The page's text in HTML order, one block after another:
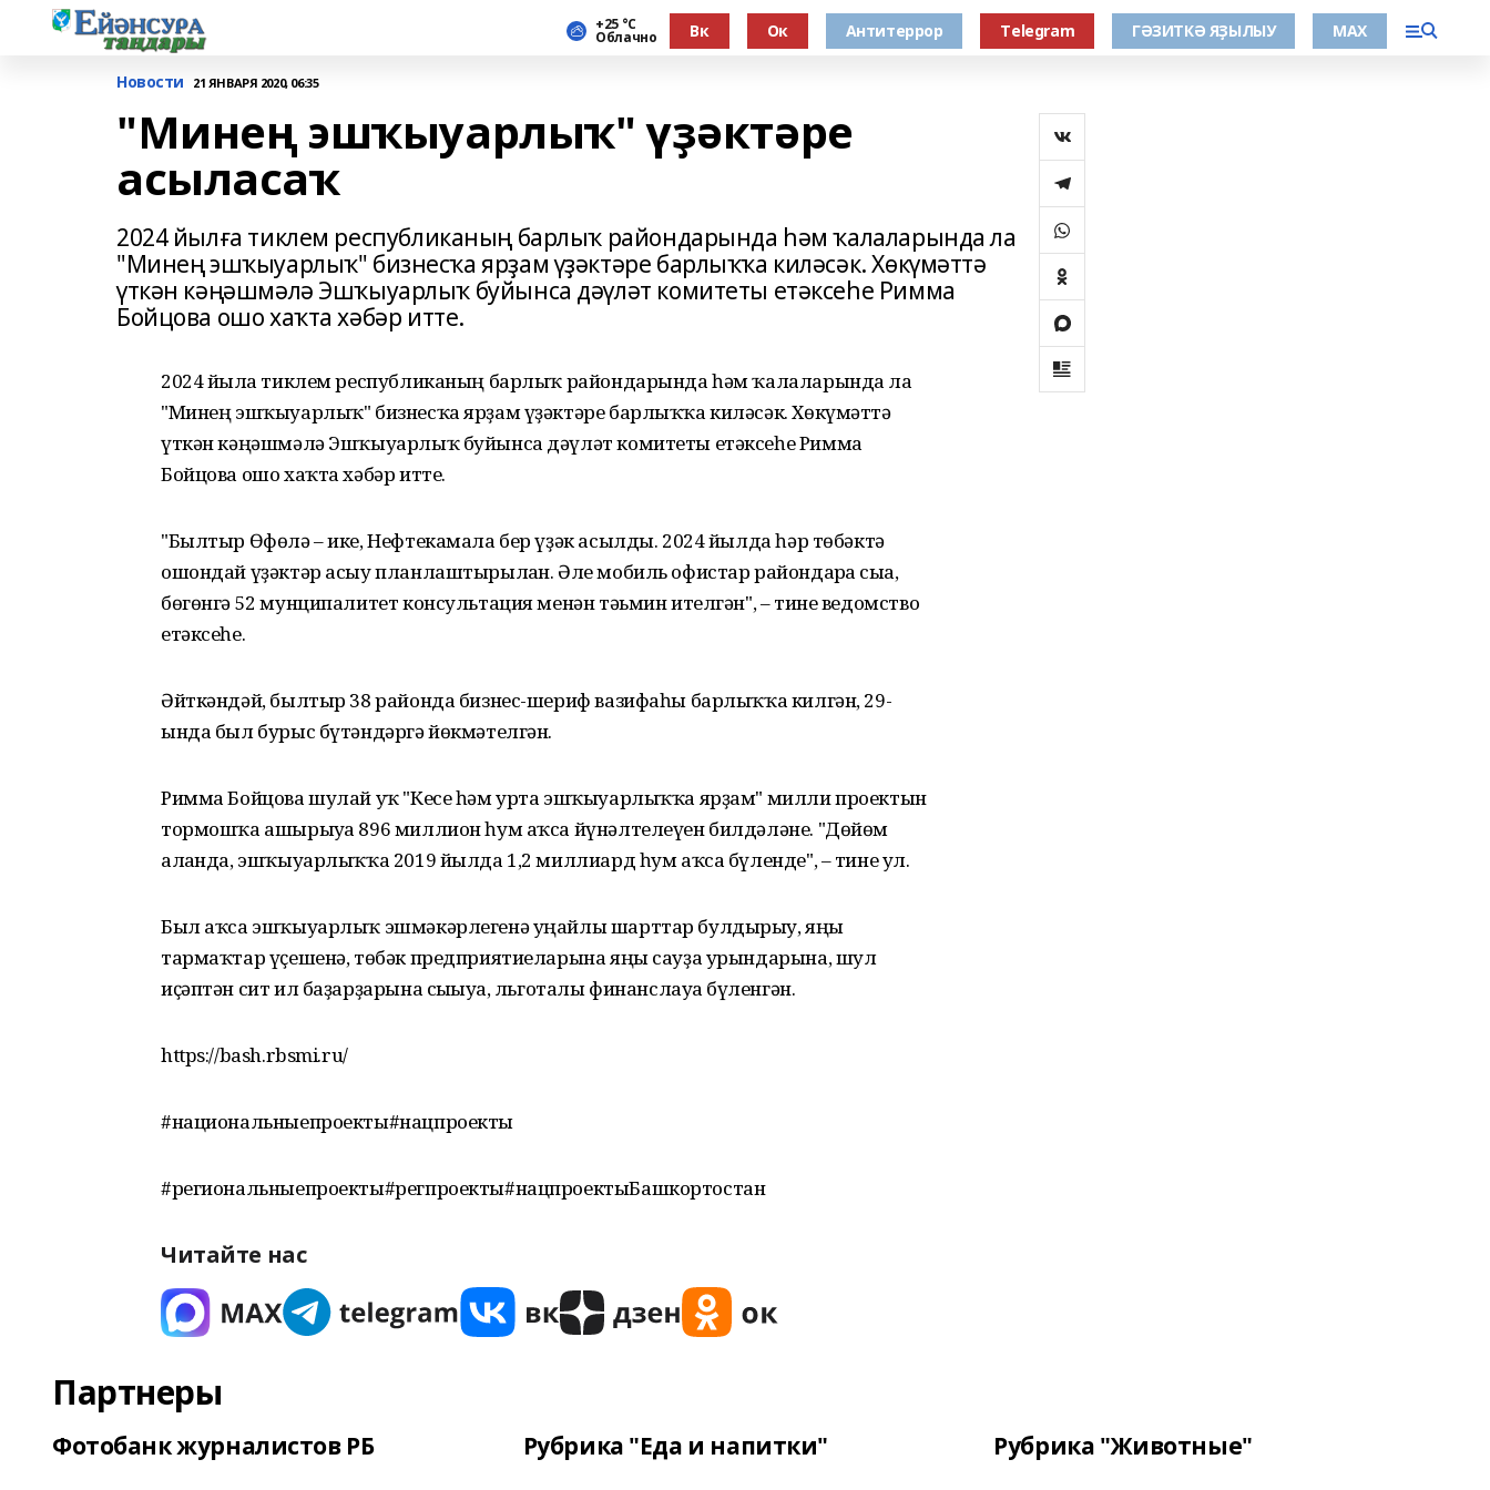
+25 °С
Облачно Вк Ок Антитеррор Тelegram ГӘЗИТКӘ ЯҘЫЛЫУ МАХ
Новости 21 ЯНВАРЯ 2020, 06:35
"Минең эшҡыуарлыҡ" үҙәктәре
асыласаҡ
2024 йылға тиклем республиканың барлыҡ райондарында һәм ҡалаларында ла
"Минең эшҡыуарлыҡ" бизнесҡа ярҙам үҙәктәре барлыҡҡа киләсәк. Хөкүмәттә
үткән кәңәшмәлә Эшҡыуарлыҡ буйынса дәүләт комитеты етәксеһе Римма
Бойцова ошо хаҡта хәбәр итте.
2024 йылға тиклем республиканың барлыҡ райондарында һәм ҡалаларында ла
"Минең эшҡыуарлыҡ" бизнесҡа ярҙам үҙәктәре барлыҡҡа киләсәк. Хөкүмәттә
үткән кәңәшмәлә Эшҡыуарлыҡ буйынса дәүләт комитеты етәксеһе Римма
Бойцова ошо хаҡта хәбәр итте.
"Былтыр Өфөлә – ике, Нефтекамала бер үҙәк асылды. 2024 йылда һәр төбәктә
ошондай үҙәктәр асыу планлаштырылған. Әле мобиль офистар райондарға сыға,
бөгөнгә 52 мунципалитет консультация менән тәьмин ителгән", – тине ведомство
етәксеһе.
Әйткәндәй, былтыр 38 районда бизнес-шериф вазифаһы барлыҡҡа килгән, 29-
ында был бурыс бүтәндәргә йөкмәтелгән.
Римма Бойцова шулай уҡ "Кесе һәм урта эшҡыуарлыҡҡа ярҙам" милли проектын
тормошҡа ашырыуға 896 миллион һум аҡса йүнәлтелеүен билдәләне. "Дөйөм
алғанда, эшҡыуарлыҡҡа 2019 йылда 1,2 миллиард һум аҡса бүленде", – тине ул.
Был аҡса эшҡыуарлыҡ эшмәкәрлегенә уңайлы шарттар булдырыу, яңы
тармаҡтар үҫешенә, төбәк предприятиеларына яңы сауҙа урындарына, шул
иҫәптән сит ил баҙарҙарына сығыуға, льготалы финанслауға бүленгән.
https://bash.rbsmi.ru/
#национальныепроекты#нацпроекты
#региональныепроекты#регпроекты#нацпроектыБашкортостан
Читайте нас
Партнеры
Фотобанк журналистов РБ Рубрика "Еда и напитки" Рубрика "Животные"